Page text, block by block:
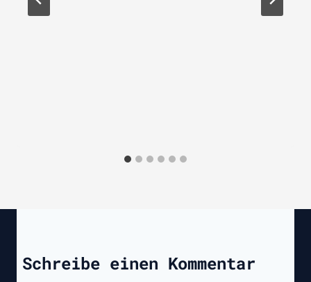
Schreibe einen Kommentar